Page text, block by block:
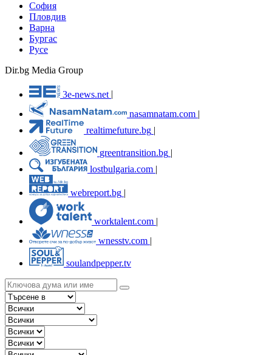
София
Пловдив
Варна
Бургас
Русе
Dir.bg Media Group
3e-news.net
nasamnatam.com |
realtimefuture.bg |
greentransition.bg |
lostbulgaria.com |
webreport.bg
worktalent.com |
wnesstv.com |
soulandpepper.tv